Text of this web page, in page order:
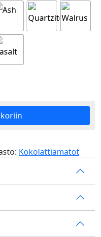
Kokolattiamatot